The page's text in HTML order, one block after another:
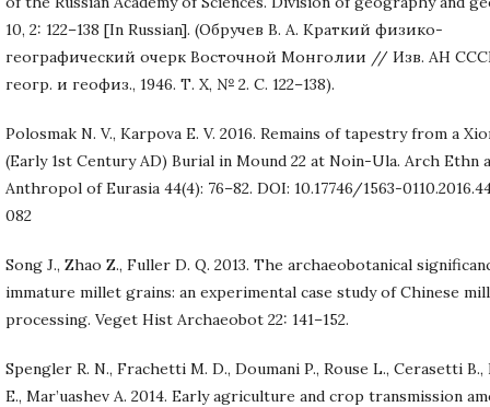
10, 2: 122–138 [In Russian]. (Обручев В. А. Краткий физико-
географический очерк Восточной Монголии // Изв. АН
геогр. и геофиз., 1946. Т. X, № 2. C. 122–138).
Polosmak N. V., Karpova E. V. 2016. Remains of tapestry from a
(Early 1st Century AD) Burial in Mound 22 at Noin-Ula. Arch Ethn
Anthropol of Eurasia 44(4): 76–82. DOI: 10.17746/1563-
082
Song J., Zhao Z., Fuller D. Q. 2013. The archaeobotanical
immature millet grains: an experimental case study of Chinese
processing. Veget Hist Archaeobot 22: 141–152.
Spengler R. N., Frachetti M. D., Doumani P., Rouse L., Cerasetti B.,
E., Mar’uashev A. 2014. Early agriculture and crop transmission